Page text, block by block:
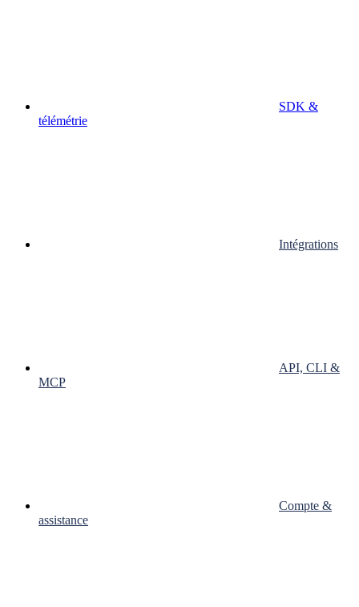
SDK &
télémétrie
Intégrations
API, CLI &
MCP
Compte &
assistance